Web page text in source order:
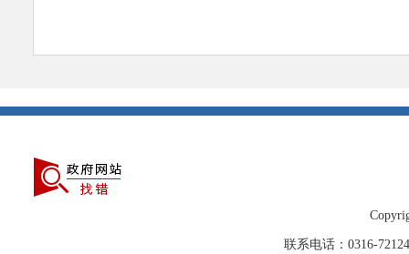
联系电话：0316-